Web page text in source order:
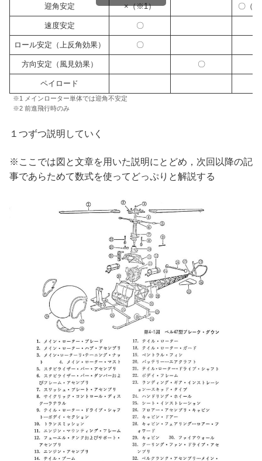
迎角安定 ×（※1） 〇（
速度安定 〇
ロール安定（上反角効果） 〇
方向安定（風見効果） 〇
ペイロード
※1 メインローター単体では迎角不安定
※2 前進飛行時のみ
１つずつ説明していく
※ここでは図と文章を用いた説明にとどめ，次回以降の記
事であらためて数式を使ってどっぷりと解説する